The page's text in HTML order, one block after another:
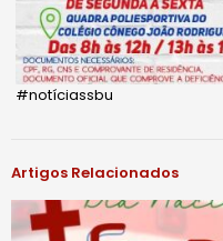
#notíciassbu
Artigos Relacionados